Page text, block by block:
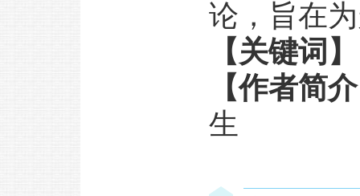
论，旨在
【关键词】
【作者简
生